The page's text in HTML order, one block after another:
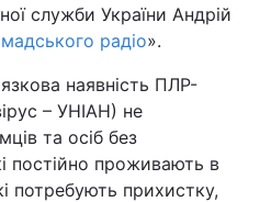
служби України Андрій
радіо».
наявність ПЛР-
– УНІАН) не
та осіб без
постійно проживають в
потребують прихистку,